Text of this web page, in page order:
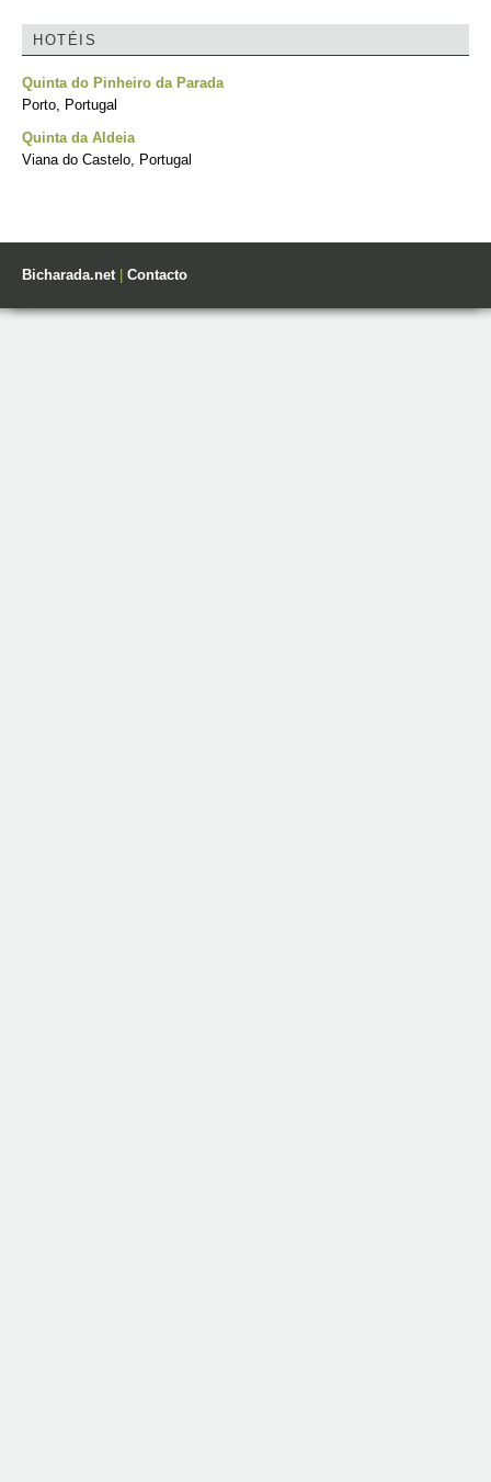
HOTÉIS
Quinta do Pinheiro da Parada
Porto, Portugal
Quinta da Aldeia
Viana do Castelo, Portugal
Bicharada.net| Contacto